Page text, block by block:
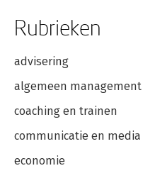
Rubrieken
advisering
algemeen management
coaching en trainen
communicatie en media
economie